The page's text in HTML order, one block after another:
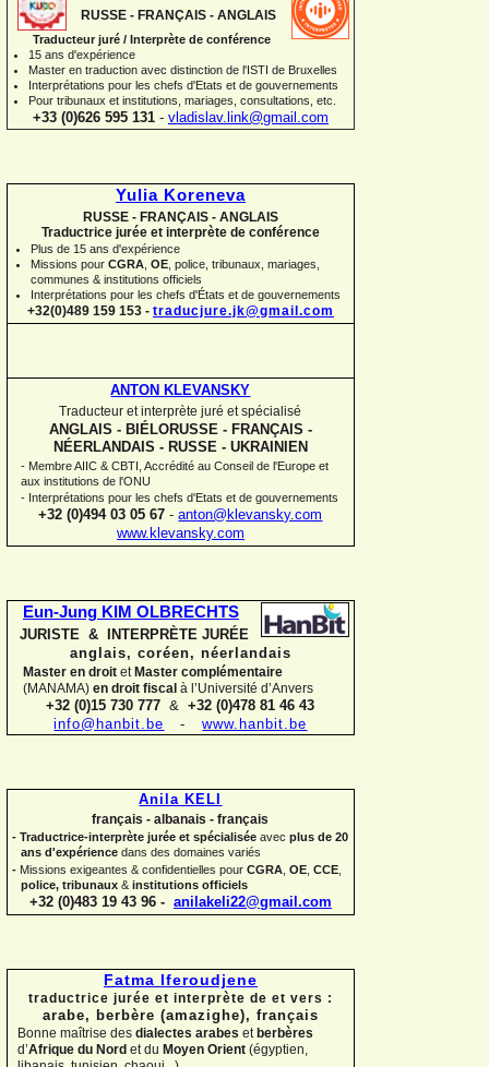
RUSSE - FRANÇAIS - ANGLAIS
Traducteur juré / Interprète de conférence
15 ans d'expérience
Master en traduction avec distinction de l'ISTI de Bruxelles
Interprétations pour les chefs d'Etats et de gouvernements
Pour tribunaux et institutions , mariages, consultations, etc.
+33 (0)626 595 131 - vladislav.link@gmail.com
Yulia Koreneva
RUSSE - FRANÇAIS - ANGLAIS
Traductrice jurée et interprète de conférence
Plus de 15 ans d'expérience
Missions pour CGRA OE police, tribunaux, mariages,
communes & institutions officiels
Interprétations pour les chefs d'États et de gouvernements
+32(0)489 159 153 - traducjure.jk@gmail.com
ANTON KLEVANSKY
Traducteur et interprète juré et spécialisé
ANGLAIS - BIÉLORUSSE - FRANÇAIS -
NÉERLANDAIS - RUSSE - UKRAINIEN
- Membre AIIC & CBTI, Accrédité au Conseil de l'Europe et
aux institutions de l'ONU
- Interprétations pour les chefs d'Etats et de gouvernements
+32 (0)494 03 05 67 - anton@klevansky.com
www.klevansky.com
Eun-Jung KIM OLBRECHTS
JURISTE & INTERPRÈTE JURÉE
anglais, coréen, néerlandais
Master en droit etMaster complémentaire
(MANAMA) en droit fiscal à l’Université d’Anvers
+32 (0)15 730 777 &+32 (0)478 81 46 43
info@hanbit.be - www.hanbit.be
Anila KELI
français - albanais - français
- Traductrice-interprète jurée et spécialisée avec plus de 20
ans d'expérience dans des domaines variés
- Missions exigeantes & confidentielles pour CGRA OE CCE
police, tribunaux & institutions officiels
+32 (0)483 19 43 96 - anilakeli22@gmail.com
Fatma Iferoudjene
traductrice jurée et interprète de et vers :
arabe, berbère (amazighe), français
Bonne maîtrise des dialectes arabes et berbères
d’Afrique du Nord et du Moyen Orient (égyptien,